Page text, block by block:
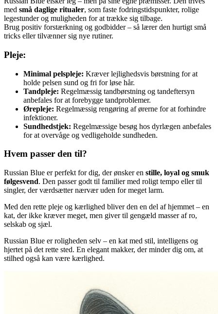
med små daglige ritualer, som faste fodringstidspunkter, rolige
legestunder og muligheden for at trække sig tilbage.
Brug positiv forstærkning og godbidder – så lærer den hurtigt små
tricks eller tilvænner sig nye rutiner.
Pleje:
Minimal pelspleje: Kræver lejlighedsvis børstning for at
holde pelsen sund og fri for løse hår.
Tandpleje: Regelmæssig tandbørstning og tandeftersyn
anbefales for at forebygge tandproblemer.
Ørepleje: Regelmæssig rengøring af ørerne for at forhindre
infektioner.
Sundhedstjek: Regelmæssige besøg hos dyrlægen anbefales
for at overvåge og vedligeholde sundheden.
Hvem passer den til?
Russian Blue er perfekt for dig, der ønsker en stille, loyal og smuk
følgesvend. Den passer godt til familier med roligt tempo eller til
singler, der værdsætter nærvær uden for meget larm.
Med den rette pleje og kærlighed bliver den en del af hjemmet – en
kat, der ikke kræver meget, men giver til gengæld masser af ro,
selskab og sjæl.
Russian Blue er roligheden selv – en kat med stil, intelligens og
hjertet på det rette sted. En elegant makker, der minder dig om, at
stilhed også kan være kærlighed.